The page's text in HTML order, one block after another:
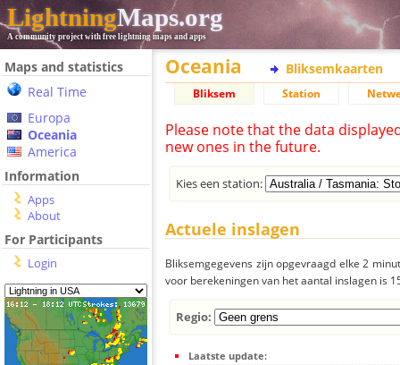
LightningMaps.org
A community project with free lightning maps and apps
Maps and statistics
Real Time
Europa
Oceania
America
Information
Apps
About
For Participants
Login
Oceania Bliksemkaarten
Bliksem Station
Please note that the data
new ones in the future.
Kies een station:
Actuele inslagen
Bliksemgegevens zijn opgevraagd elke 2
voor berekeningen van het aantal inslagen is
Regio:
Laatste update: